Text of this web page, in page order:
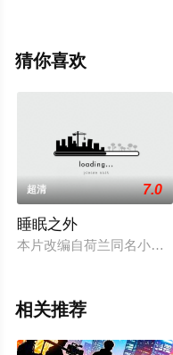
等演员精彩演绎的韩国
电影、电视猫或剧情网等
猜你喜欢
超清 7.0
睡眠之外
本片改编自荷兰同名小说
相关推荐